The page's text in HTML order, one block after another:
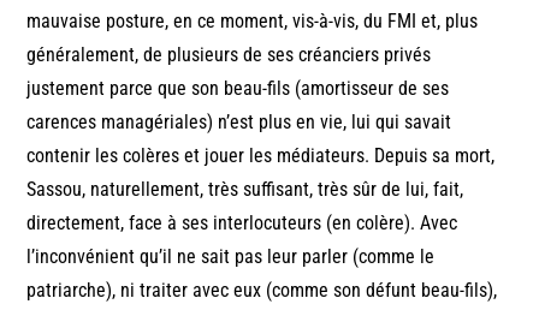
mauvaise posture, en ce moment, vis-à-vis, du FMI et, plus
généralement, de plusieurs de ses créanciers privés
justement parce que son beau-fils (amortisseur de ses
carences managériales) n’est plus en vie, lui qui savait
contenir les colères et jouer les médiateurs. Depuis sa mort,
Sassou, naturellement, très suffisant, très sûr de lui, fait,
directement, face à ses interlocuteurs (en colère). Avec
l’inconvénient qu’il ne sait pas leur parler (comme le
patriarche), ni traiter avec eux (comme son défunt beau-fils),